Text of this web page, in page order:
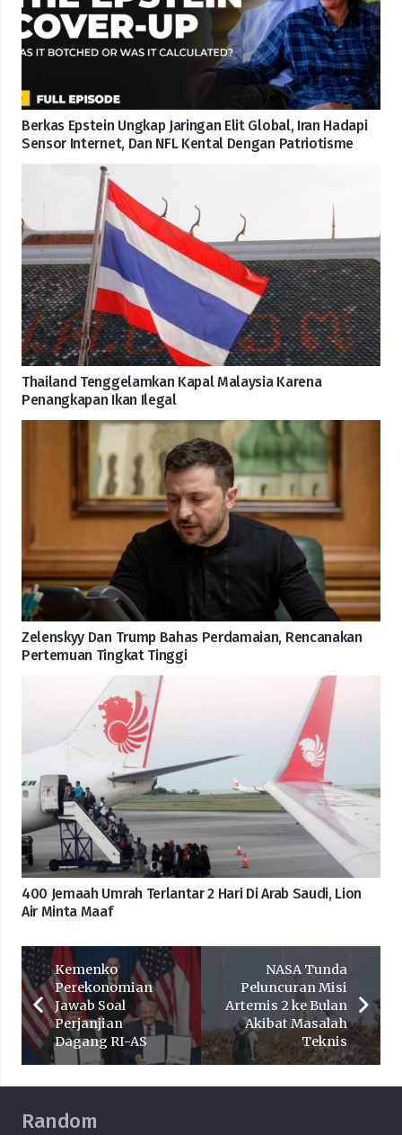
Berkas Epstein Ungkap Jaringan Elit Global, Iran Hadapi
Sensor Internet, Dan NFL Kental Dengan Patriotisme
Thailand Tenggelamkan Kapal Malaysia Karena
Penangkapan Ikan Ilegal
Zelenskyy Dan Trump Bahas Perdamaian, Rencanakan
Pertemuan Tingkat Tinggi
400 Jemaah Umrah Terlantar 2 Hari Di Arab Saudi, Lion
Air Minta Maaf
Kemenko
Perekonomian
Jawab Soal
Perjanjian
Dagang RI-AS
NASA Tunda
Peluncuran Misi
Artemis 2 ke Bulan
Akibat Masalah
Teknis
Random